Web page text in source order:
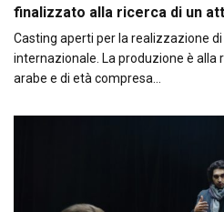
finalizzato alla ricerca di un
Casting aperti per la realizzazione
internazionale. La produzione è alla
arabe e di età compresa…